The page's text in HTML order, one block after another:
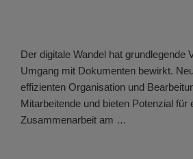
Der digitale Wandel hat grundlegende
Umgang mit Dokumenten bewirkt.
effizienten Organisation und
Mitarbeitende und bieten Potenzial für
Zusammenarbeit am …